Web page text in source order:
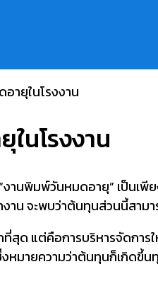
นโรงงาน
านพิมพ์วันหมดอายุ” เป็นเ
จะพบว่าต้นทุนส่วนนี้สามา
ด แต่คือการบริหารจัดการ
ายความว่าต้นทุนก็เกิดขึ้น